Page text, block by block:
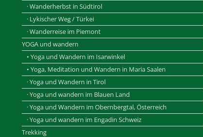
· Wanderherbst in Südtirol
· Lykischer Weg / Türkei
· Wanderreise im Piemont
YOGA und wandern
• Yoga und Wandern im Isarwinkel
• Yoga, Meditation und Wandern in Maria Saalen
· Yoga und Wandern in Tirol
· Yoga und wandern im Blauen Land
· Yoga und Wandern im Obernbergtal, Österreich
· Yoga und wandern im Engadin Schweiz
Trekking